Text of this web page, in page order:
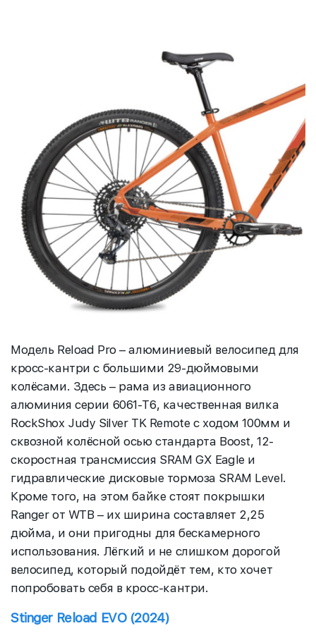
Модель Reload Pro – алюминиевый велосипед для
кросс-кантри с большими 29-дюймовыми
колёсами. Здесь – рама из авиационного
алюминия серии 6061-T6, качественная вилка
RockShox Judy Silver TK Remote с ходом 100мм и
сквозной колёсной осью стандарта Boost, 12-
скоростная трансмиссия SRAM GX Eagle и
гидравлические дисковые тормоза SRAM Level.
Кроме того, на этом байке стоят покрышки
Ranger от WTB – их ширина составляет 2,25
дюйма, и они пригодны для бескамерного
использования. Лёгкий и не слишком дорогой
велосипед, который подойдёт тем, кто хочет
попробовать себя в кросс-кантри.
Stinger Reload EVO (2024)